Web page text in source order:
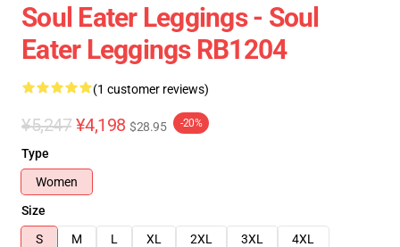
Soul Eater Leggings - Soul
Eater Leggings RB1204
(1 customer reviews)
¥5,247 ¥4,198 $28.95 -20%
Type
Women
Size
S
M L XL 2XL 3XL 4XL